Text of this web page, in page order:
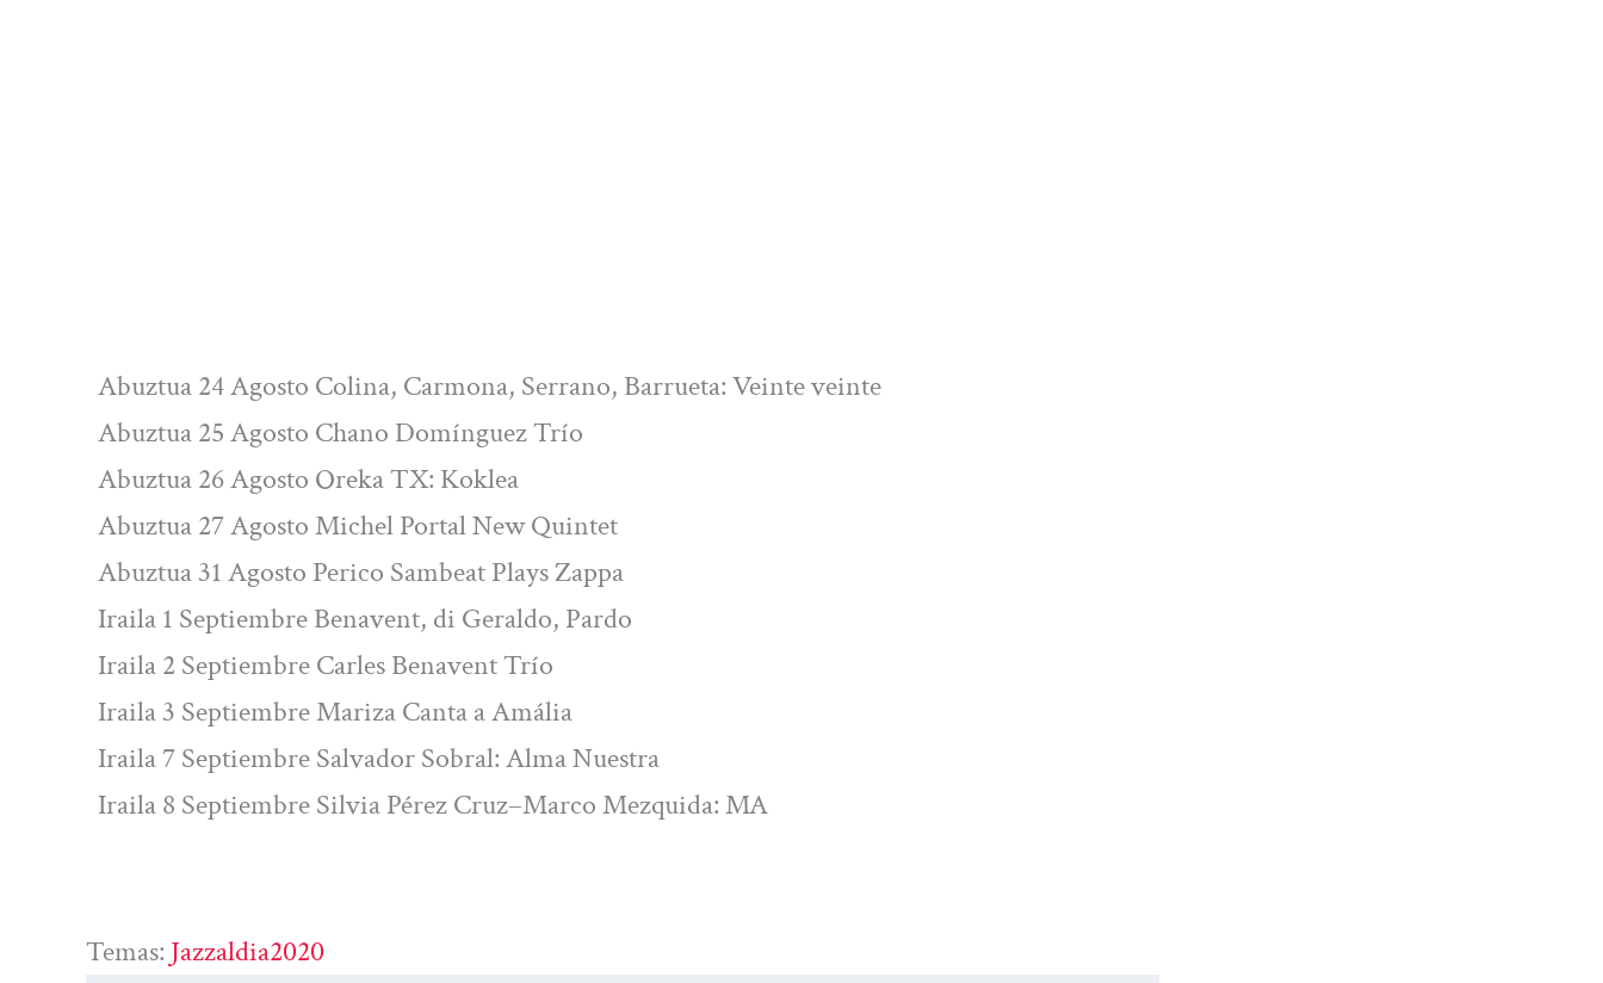
Abuztua 24 Agosto Colina, Carmona, Serrano, Barrueta: Veinte veinte
Abuztua 25 Agosto Chano Domínguez Trío
Abuztua 26 Agosto Oreka TX: Koklea
Abuztua 27 Agosto Michel Portal New Quintet
Abuztua 31 Agosto Perico Sambeat Plays Zappa
Iraila 1 Septiembre Benavent, di Geraldo, Pardo
Iraila 2 Septiembre Carles Benavent Trío
Iraila 3 Septiembre Mariza Canta a Amália
Iraila 7 Septiembre Salvador Sobral: Alma Nuestra
Iraila 8 Septiembre Silvia Pérez Cruz–Marco Mezquida: MA
Temas: Jazzaldia2020